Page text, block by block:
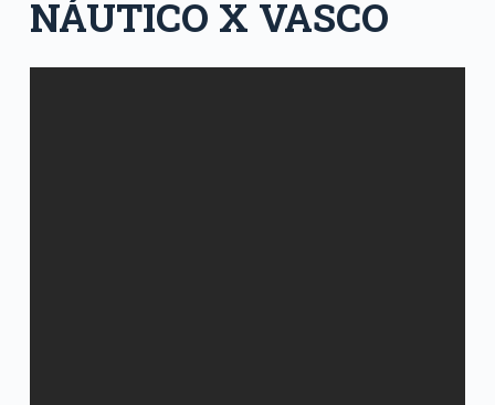
NÁUTICO X VASCO